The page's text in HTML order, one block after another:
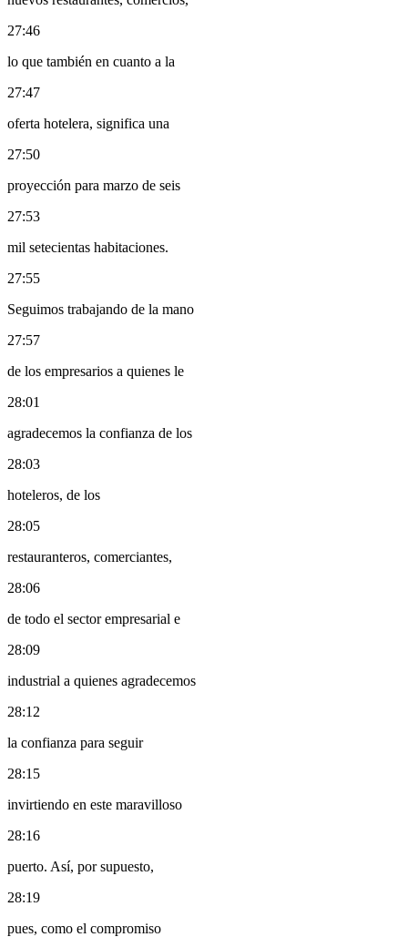
27:46
lo que también en cuanto a la
27:47
oferta hotelera, significa una
27:50
proyección para marzo de seis
27:53
mil setecientas habitaciones.
27:55
Seguimos trabajando de la mano
27:57
de los empresarios a quienes le
28:01
agradecemos la confianza de los
28:03
hoteleros, de los
28:05
restauranteros, comerciantes,
28:06
de todo el sector empresarial e
28:09
industrial a quienes agradecemos
28:12
la confianza para seguir
28:15
invirtiendo en este maravilloso
28:16
puerto. Así, por supuesto,
28:19
pues, como el compromiso